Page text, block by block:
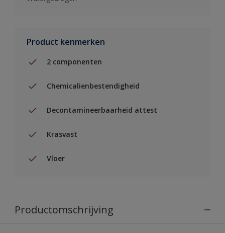
Product kenmerken
2 componenten
Chemicalienbestendigheid
Decontamineerbaarheid attest
Krasvast
Vloer
Productomschrijving